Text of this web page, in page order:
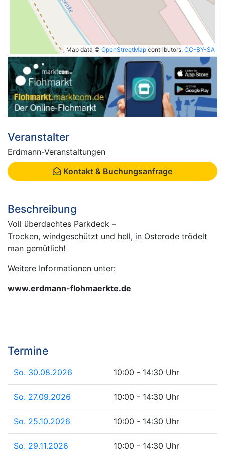
Map data © OpenStreetMap contributors, CC-BY-SA
Veranstalter
Erdmann-Veranstaltungen
Kontakt & Buchungsanfrage
Beschreibung
Voll überdachtes Parkdeck –
Trocken, windgeschützt und hell, in Osterode trödelt
man gemütlich!
Weitere Informationen unter:
www.erdmann-flohmaerkte.de
Termine
So. 30.08.2026 10:00 - 14:30 Uhr
So. 27.09.2026 10:00 - 14:30 Uhr
So. 25.10.2026 10:00 - 14:30 Uhr
So. 29.11.2026 10:00 - 14:30 Uhr